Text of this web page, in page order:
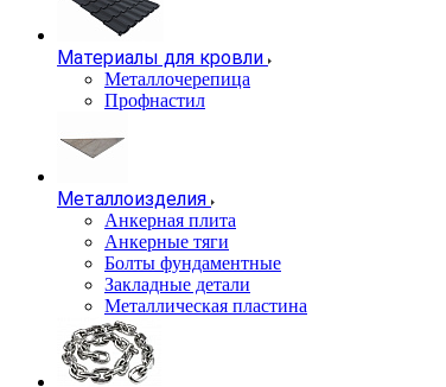
Материалы для кровли
Металлочерепица
Профнастил
Металлоизделия
Анкерная плита
Анкерные тяги
Болты фундаментные
Закладные детали
Металлическая пластина